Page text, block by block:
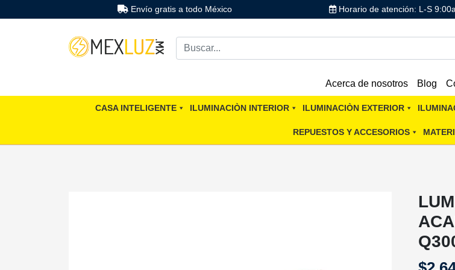
Envío gratis a todo México Horario de atención: L-S
Acerca de nosotros Blog
CASA INTELIGENTE ILUMINACIÒN INTERIOR ILUMINACIÒN EXTERIOR
REPUESTOS Y ACCESORIOS